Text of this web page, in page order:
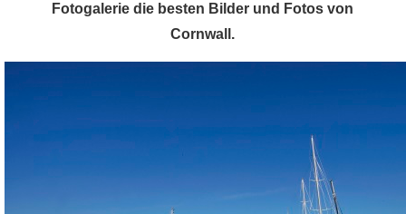
Fotogalerie die besten Bilder und Fotos von
Cornwall.